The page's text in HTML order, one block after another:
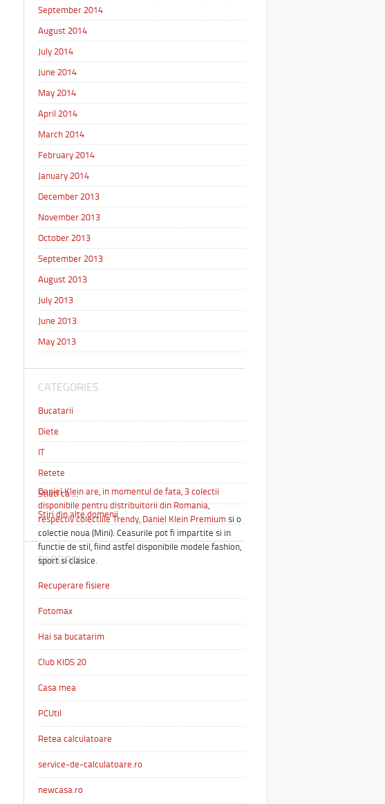
September 2014
August 2014
July 2014
June 2014
May 2014
April 2014
March 2014
February 2014
January 2014
December 2013
November 2013
October 2013
September 2013
August 2013
July 2013
June 2013
May 2013
CATEGORIES
Bucatarii
Diete
IT
Retete
Stiati ca …
Stiri din alte domenii
BLOGROLL
Recuperare fisiere
Fotomax
Hai sa bucatarim
Club KIDS 20
Casa mea
PCUtil
Retea calculatoare
service-de-calculatoare.ro
newcasa.ro
Daniel Klein are, in momentul de fata, 3 colectii
disponibile pentru distribuitorii din Romania,
respectiv colectiile Trendy, Daniel Klein Premium si o
colectie noua (Mini). Ceasurile pot fi impartite si in
functie de stil, fiind astfel disponibile modele fashion,
sport si clasice.